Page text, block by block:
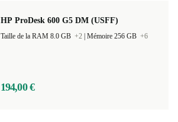
HP ProDesk 600 G5 DM (USFF)
Taille de la RAM 8.0 GB +2 Mémoire 256 GB +6
194,00 €